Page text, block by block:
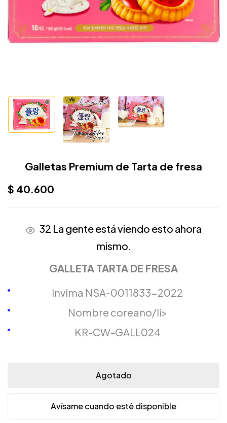
Galletas Premium de Tarta de fresa
$ 40.600
32 La gente está viendo esto ahora
mismo.
GALLETA TARTA DE FRESA
Invima NSA-0011833-2022
Nombre coreano/li>
KR-CW-GALL024
Agotado
Avísame cuando esté disponible